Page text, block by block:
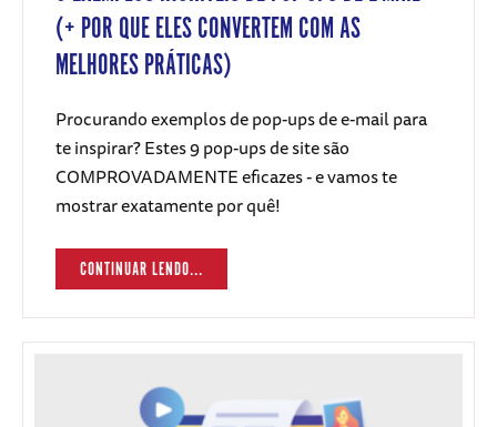
(+ POR QUE ELES CONVERTEM COM AS
MELHORES PRÁTICAS)
Procurando exemplos de pop-ups de e-mail para
te inspirar? Estes 9 pop-ups de site são
COMPROVADAMENTE eficazes - e vamos te
mostrar exatamente por quê!
CONTINUAR LENDO...